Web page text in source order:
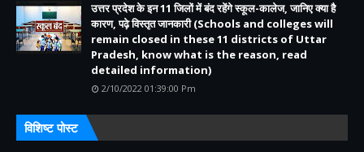
उत्तर प्रदेश के इन 11 जिलों में बंद रहेंगे स्कूल-कालेज, जानिए क्या है
कारण, पढ़े विस्तृत जानकारी (Schools and colleges will
remain closed in these 11 districts of Uttar
Pradesh, know what is the reason, read
detailed information)
2/10/2022 01:39:00 Pm
विशिष्ट पोस्ट